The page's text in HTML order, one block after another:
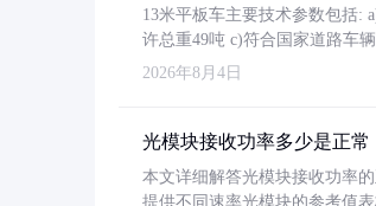
13米平板车主要技术参数包括:
许总重49吨 c)符合国家道路车
2026年8月4日
光模块接收功率多少是正常
本文详细解答光模块接收功率
提供不同速率光模块的参考值